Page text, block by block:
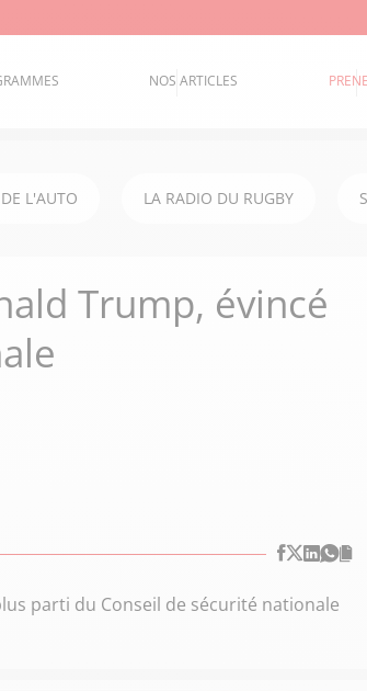
NOS ARTICLES
L'AUTO LA RADIO DU RUGBY
Trump, évincé
parti du Conseil de sécurité nationale